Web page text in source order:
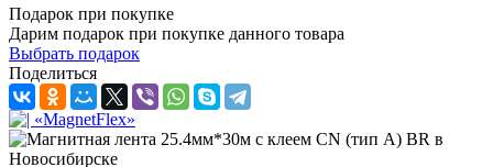
Подарок при покупке
Дарим подарок при покупке данного товара
Выбрать подарок
Поделиться